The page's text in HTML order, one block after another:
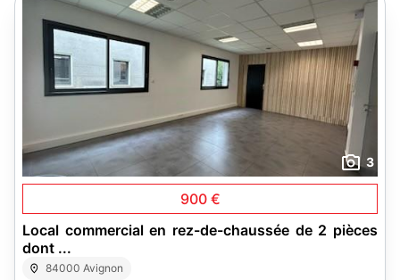
3
900 €
Local commercial en rez-de-chaussée de 2 pièces
dont ...
84000 Avignon